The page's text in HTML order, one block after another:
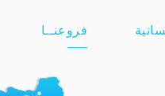
فروعنــا